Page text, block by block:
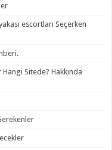
escortları Seçerken
Sitede? Hakkında